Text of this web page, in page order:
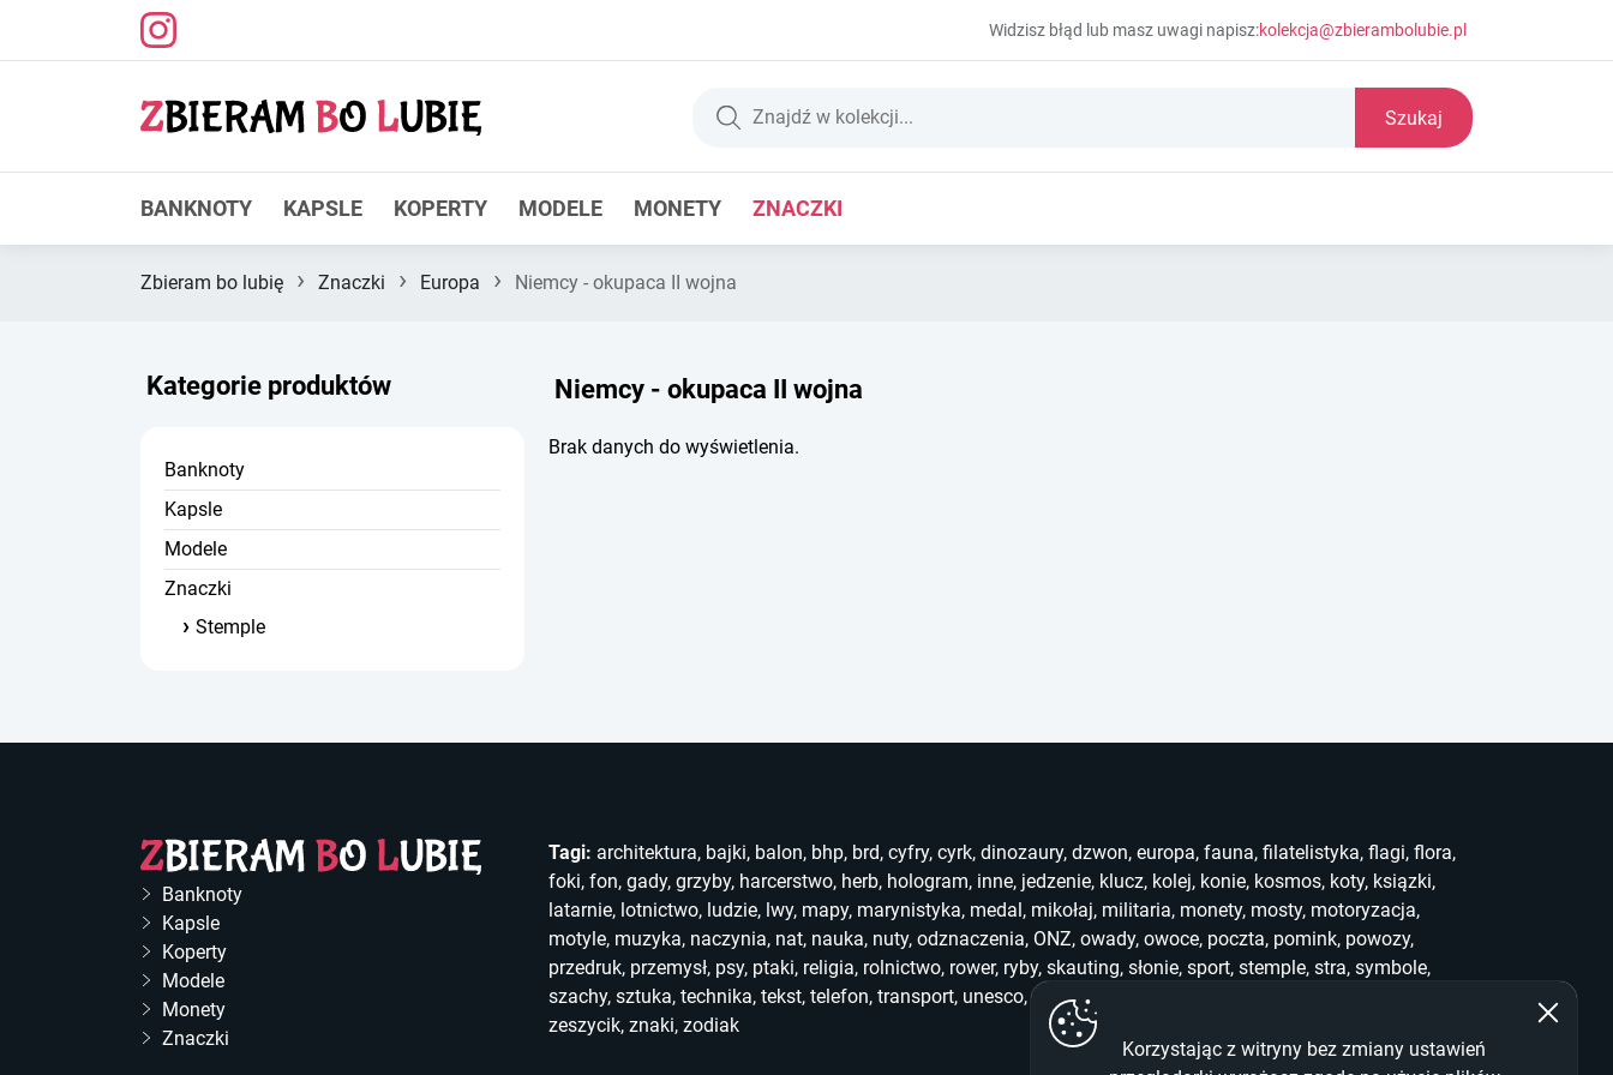
Korzystając z witryny bez zmiany ustawień
Widzisz błąd lub masz uwagi napisz:kolekcja@zbierambolubie.pl
Szukaj
BANKNOTY KAPSLE KOPERTY MODELE MONETY ZNACZKI
Zbieram bo lubię › Znaczki › Europa › Niemcy - okupaca II wojna
Kategorie produktów
Banknoty
Kapsle
Modele
Znaczki
Stemple
Niemcy - okupaca II wojna
Brak danych do wyświetlenia.
Banknoty
Kapsle
Koperty
Modele
Monety
Znaczki
Tagi: architektura, bajki, balon, bhp, brd, cyfry, cyrk, dinozaury, dzwon, europa, fauna, filatelistyka, flagi, flora,
foki, fon, gady, grzyby, harcerstwo, herb, hologram, inne, jedzenie, klucz, kolej, konie, kosmos, koty, ksiązki,
latarnie, lotnictwo, ludzie, lwy, mapy, marynistyka, medal, mikołaj, militaria, monety, mosty, motoryzacja,
motyle, muzyka, naczynia, nat, nauka, nuty, odznaczenia, ONZ, owady, owoce, poczta, pomink, powozy,
przedruk, przemysł, psy, ptaki, religia, rolnictwo, rower, ryby, skauting, słonie, sport, stemple, stra, symbole,
szachy, sztuka, technika, tekst, telefon, transport, unesco,unicef ,
zeszycik, znaki, zodiak